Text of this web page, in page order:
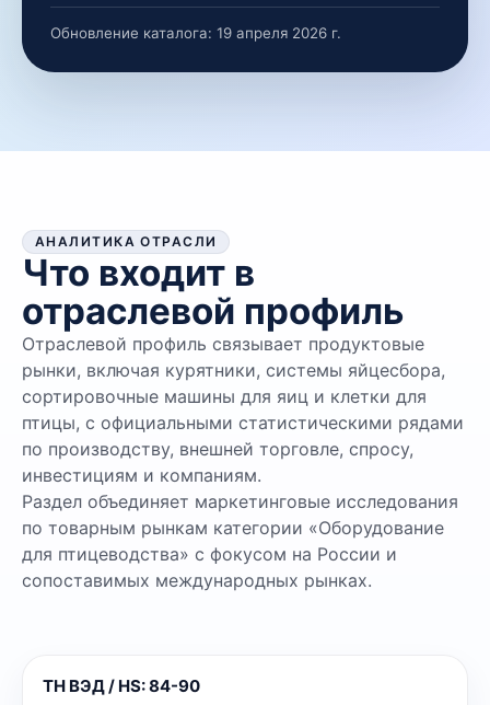
Обновление каталога: 19 апреля 2026 г.
АНАЛИТИКА ОТРАСЛИ
Что входит в
отраслевой профиль
Отраслевой профиль связывает продуктовые
рынки, включая курятники, системы яйцесбора,
сортировочные машины для яиц и клетки для
птицы, с официальными статистическими рядами
по производству, внешней торговле, спросу,
инвестициям и компаниям.
Раздел объединяет маркетинговые исследования
по товарным рынкам категории «Оборудование
для птицеводства» с фокусом на России и
сопоставимых международных рынках.
ТН ВЭД / HS:84-90